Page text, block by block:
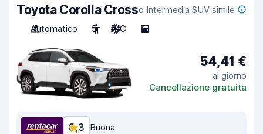
Toyota Corolla Crosso Intermedia SUV simile
Automatico
5 A/C 5
54,41 €
al giorno
Cancellazione gratuita
8,3 Buona